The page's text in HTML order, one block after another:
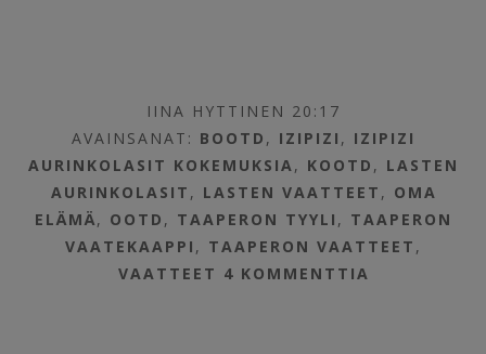
IINA HYTTINEN 20:17
AVAINSANAT: BOOTD , IZIPIZI , IZIPIZI
AURINKOLASIT KOKEMUKSIA , KOOTD , LASTEN
AURINKOLASIT , LASTEN VAATTEET , OMA
ELÄMÄ, OOTD , TAAPERON TYYLI , TAAPERON
VAATEKAAPPI , TAAPERON VAATTEET ,
VAATTEET 4 KOMMENTTIA